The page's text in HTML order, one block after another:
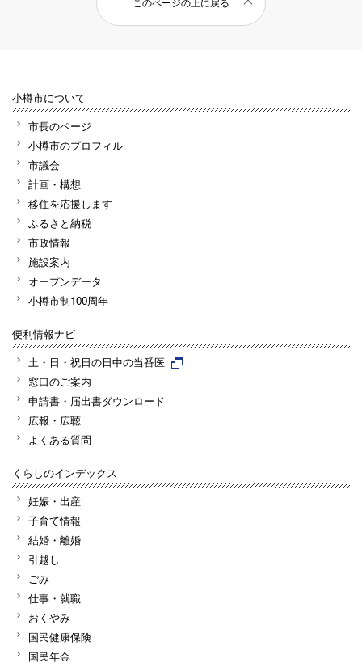
小樽市について
市長のページ
小樽市のプロフィル
市議会
計画・構想
移住を応援します
ふるさと納税
市政情報
施設案内
オープンデータ
小樽市制100周年
便利情報ナビ
土・日・祝日の日中の当番医
窓口のご案内
申請書・届出書ダウンロード
広報・広聴
よくある質問
くらしのインデックス
妊娠・出産
子育て情報
結婚・離婚
引越し
ごみ
仕事・就職
おくやみ
国民健康保険
国民年金